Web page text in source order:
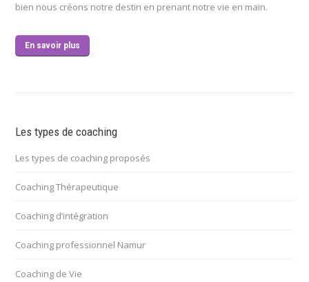
bien nous créons notre destin en prenant notre vie en main.
En savoir plus
Les types de coaching
Les types de coaching proposés
Coaching Thérapeutique
Coaching d’intégration
Coaching professionnel Namur
Coaching de Vie